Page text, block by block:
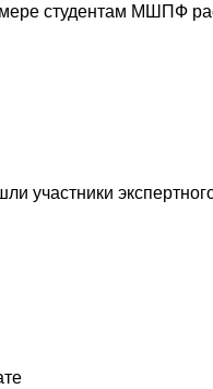
студентам МШПФ
участники